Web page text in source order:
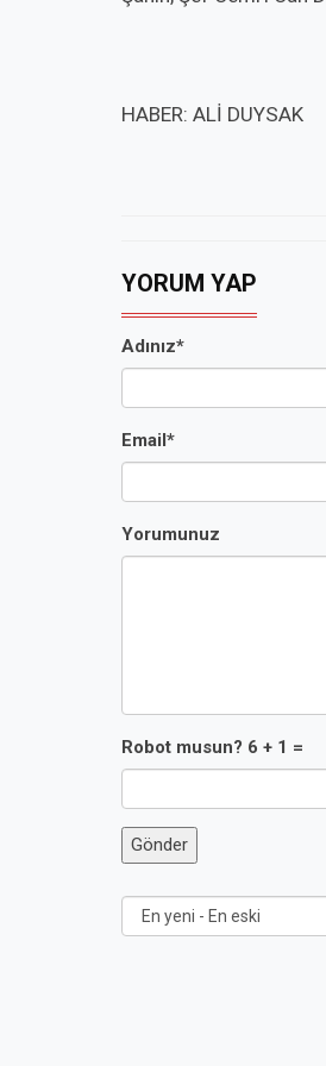
HABER: ALİ DUYSAK
YORUM YAP
Adınız*
Email*
Yorumunuz
Robot musun? 6 + 1 =
Gönder